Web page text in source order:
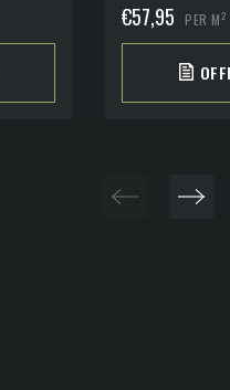
€57,95 PER M2